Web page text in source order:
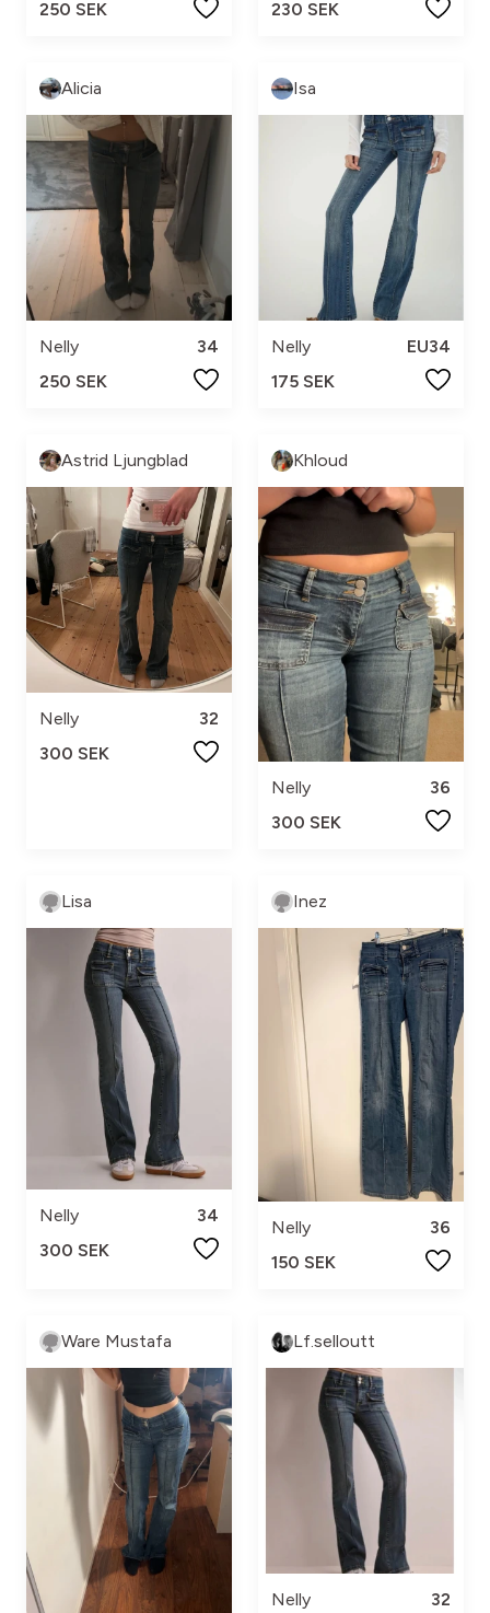
250 SEK
230 SEK
Alicia
Nelly
34
250 SEK
Isa
Nelly
EU34
175 SEK
Astrid Ljungblad
Nelly
32
300 SEK
Khloud
Nelly
36
300 SEK
Lisa
Nelly
34
300 SEK
Inez
Nelly
36
150 SEK
Ware Mustafa Lf.selloutt
Nelly 32